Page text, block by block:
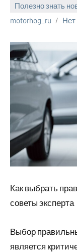
Полезно знать
motorhog_ru
Нет
Как выбрать
советы эксперта
Выбор
является